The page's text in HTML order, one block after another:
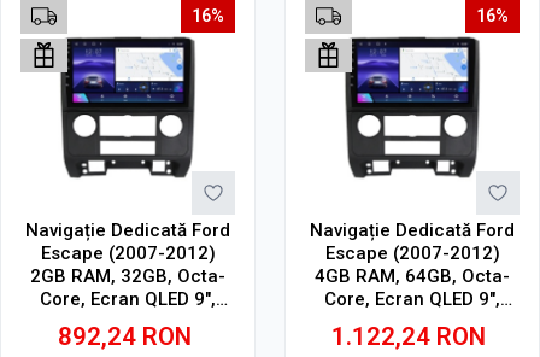
16%
Navigație Dedicată Ford
Escape (2007-2012)
2GB RAM, 32GB, Octa-
Core, Ecran QLED 9",
CarPlay, Android Auto,
Slot SIM 4G
892,24 RON
16%
Navigație Dedicată Ford
Escape (2007-2012)
4GB RAM, 64GB, Octa-
Core, Ecran QLED 9",
CarPlay, Android Auto,
Slot SIM 4G
1.122,24 RON